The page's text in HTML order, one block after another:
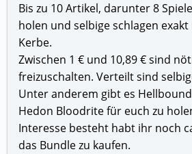
Bis zu 10 Artikel, darunter 8
holen und selbige schlagen
Kerbe.
Zwischen 1 € und 10,89 € sind
freizuschalten. Verteilt sind
Unter anderem gibt es
Hedon Bloodrite für euch zu
Interesse besteht habt ihr noch
das Bundle zu kaufen.